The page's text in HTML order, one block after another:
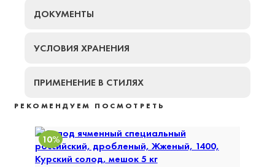
ДОКУМЕНТЫ
УСЛОВИЯ ХРАНЕНИЯ
ПРИМЕНЕНИЕ В СТИЛЯХ
РЕКОМЕНДУЕМ ПОСМОТРЕТЬ
10%